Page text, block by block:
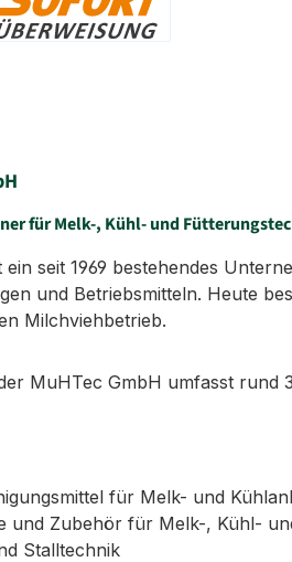
für Melk-, Kühl- und
ein seit 1969 bestehendes
und Betriebsmitteln. Heute
Milchviehbetrieb.
MuHTec GmbH umfasst rund
für Melk- und
und Zubehör für Melk-, Kühl-
Stalltechnik